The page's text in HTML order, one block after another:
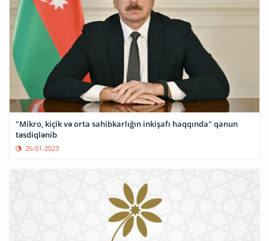
"Mikro, kiçik və orta sahibkarlığın inkişafı haqqında" qanun
təsdiqlənib
26-01-2023